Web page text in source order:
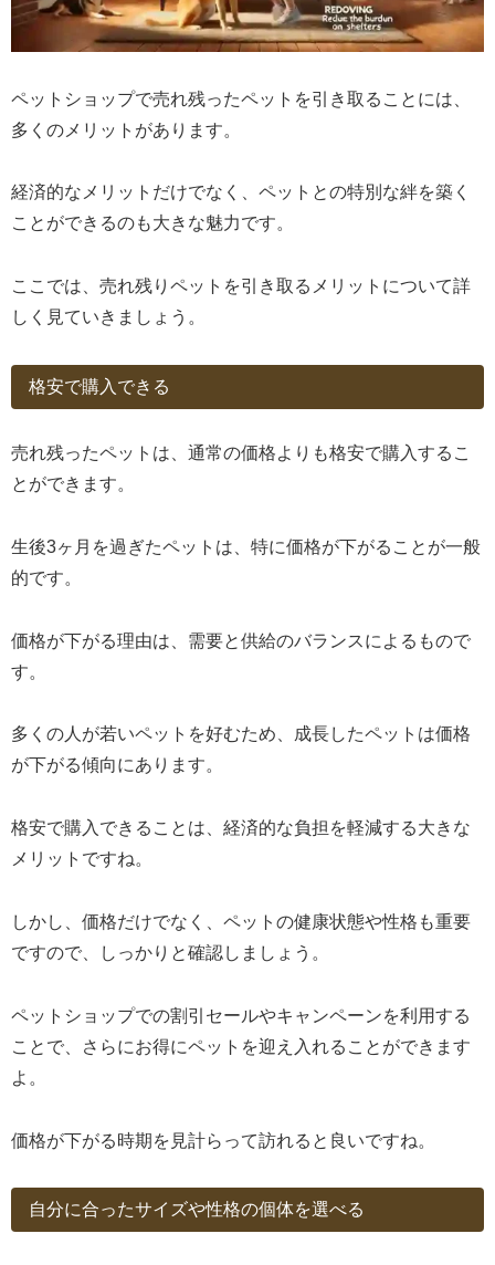
ペットショップで売れ残ったペットを引き取ることには、
多くのメリットがあります。
経済的なメリットだけでなく、ペットとの特別な絆を築く
ことができるのも大きな魅力です。
ここでは、売れ残りペットを引き取るメリットについて詳
しく見ていきましょう。
格安で購入できる
売れ残ったペットは、通常の価格よりも格安で購入するこ
とができます。
生後3ヶ月を過ぎたペットは、特に価格が下がることが一般
的です。
価格が下がる理由は、需要と供給のバランスによるもので
す。
多くの人が若いペットを好むため、成長したペットは価格
が下がる傾向にあります。
格安で購入できることは、経済的な負担を軽減する大きな
メリットですね。
しかし、価格だけでなく、ペットの健康状態や性格も重要
ですので、しっかりと確認しましょう。
ペットショップでの割引セールやキャンペーンを利用する
ことで、さらにお得にペットを迎え入れることができます
よ。
価格が下がる時期を見計らって訪れると良いですね。
自分に合ったサイズや性格の個体を選べる